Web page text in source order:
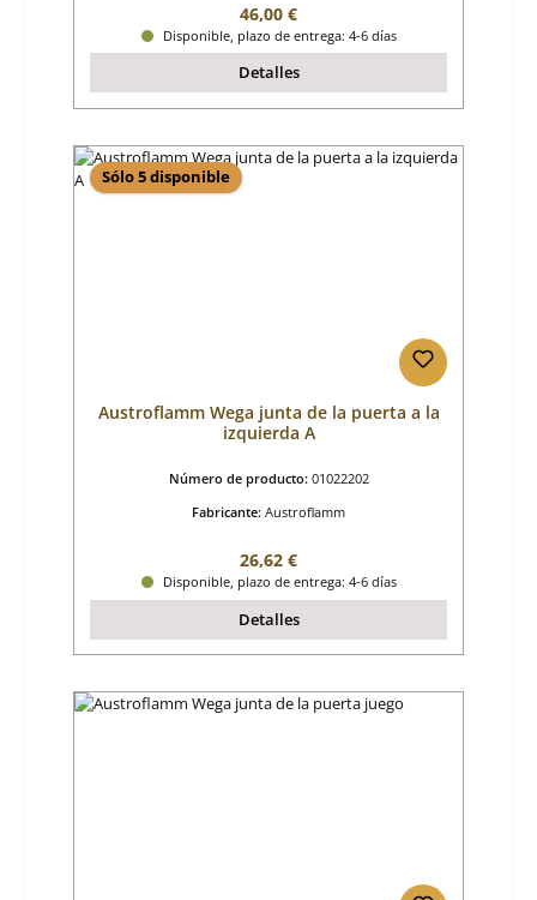
Precio normal:
46,00 €
Disponible, plazo de entrega: 4-6 días
Detalles
Sólo 5 disponible
Austroflamm Wega junta de la puerta a la
izquierda A
Número de producto: 01022202
Fabricante: Austroflamm
Precio normal:
26,62 €
Disponible, plazo de entrega: 4-6 días
Detalles